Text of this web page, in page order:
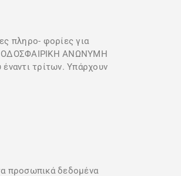
πληρο- φορίες για
ΑΝΩΝΥΜΗ
τρίτων. Υπάρχουν
προσωπικά δεδομένα